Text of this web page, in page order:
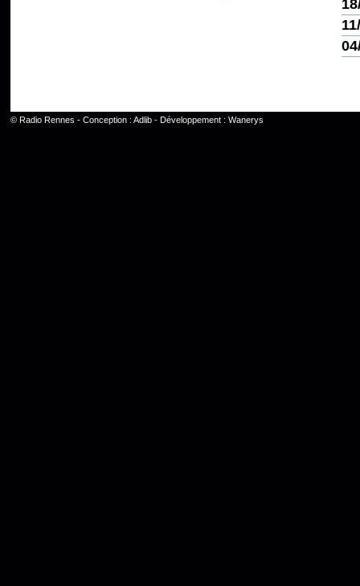
© Radio Rennes - Conception : Adlib- Développement : Wanerys